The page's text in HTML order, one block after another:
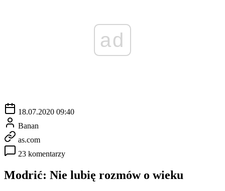
ad
18.07.2020 09:40
Banan
as.com
23 komentarzy
Modrić: Nie lubię rozmów o wieku